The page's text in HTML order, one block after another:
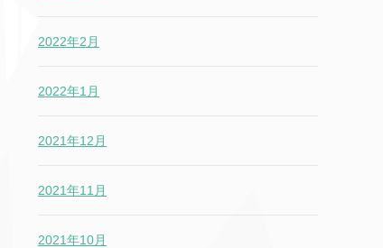
2022年2月
2022年1月
2021年12月
2021年11月
2021年10月